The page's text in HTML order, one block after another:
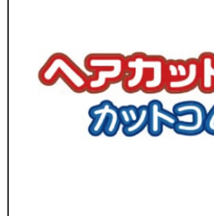
30代～50代の方に
多く選ばれています！